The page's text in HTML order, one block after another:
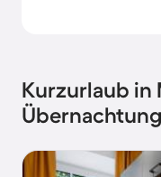
Kurzurlaub in